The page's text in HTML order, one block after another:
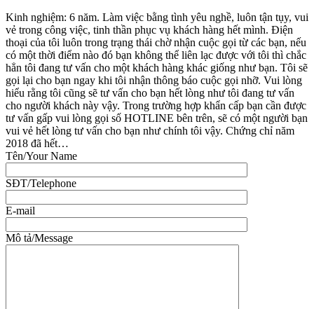
Kinh nghiệm: 6 năm. Làm việc bằng tình yêu nghề, luôn tận tụy, vui
vẻ trong công việc, tinh thần phục vụ khách hàng hết mình. Điện
thoại của tôi luôn trong trạng thái chờ nhận cuộc gọi từ các bạn, nếu
có một thời điểm nào đó bạn không thể liên lạc được với tôi thì chắc
hẳn tôi đang tư vấn cho một khách hàng khác giống như bạn. Tôi sẽ
gọi lại cho bạn ngay khi tôi nhận thông báo cuộc gọi nhỡ. Vui lòng
hiểu rằng tôi cũng sẽ tư vấn cho bạn hết lòng như tôi đang tư vấn
cho người khách này vậy. Trong trường hợp khẩn cấp bạn cần được
tư vấn gấp vui lòng gọi số HOTLINE bên trên, sẽ có một người bạn
vui vẻ hết lòng tư vấn cho bạn như chính tôi vậy. Chứng chỉ năm
2018 đã hết…
Tên/Your Name
SĐT/Telephone
E-mail
Mô tả/Message